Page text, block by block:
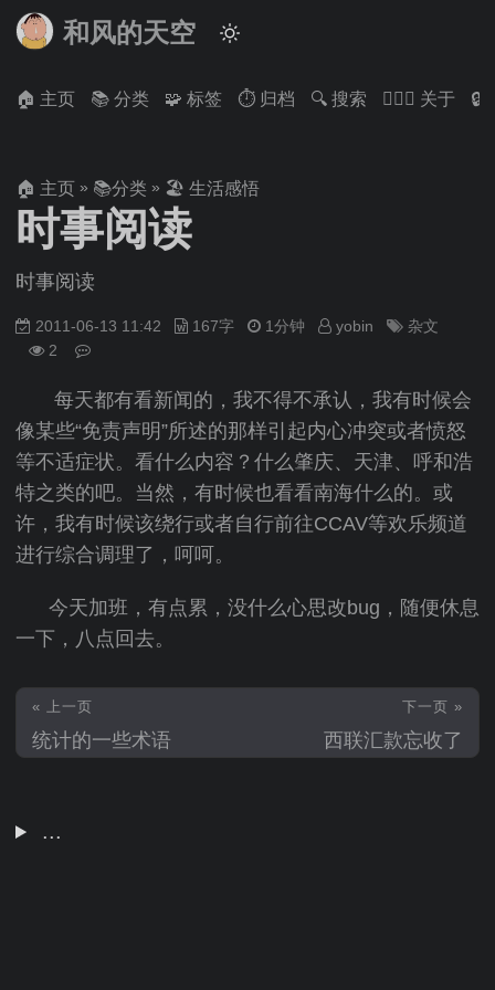
和风的天空
🏠 主页 📚 分类 🧩 标签 ⏱ 归档 🔍 搜索 🙋🏻‍♂️ 关于 🔒
🏠 主页 » 📚分类 » 🏖 生活感悟
时事阅读
时事阅读
2011-06-13 11:42 167字 1分钟 yobin
杂文
2
每天都有看新闻的，我不得不承认，我有时候会
像某些“免责声明”所述的那样引起内心冲突或者愤怒
等不适症状。看什么内容？什么肇庆、天津、呼和浩
特之类的吧。当然，有时候也看看南海什么的。或
许，我有时候该绕行或者自行前往CCAV等欢乐频道
进行综合调理了，呵呵。
今天加班，有点累，没什么心思改bug，随便休息
一下，八点回去。
« 上一页
统计的一些术语
下一页 »
西联汇款忘收了
...